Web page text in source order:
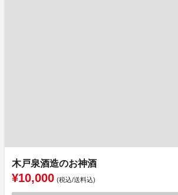
木戸泉酒造のお神酒
¥10,000 (税込/送料込)